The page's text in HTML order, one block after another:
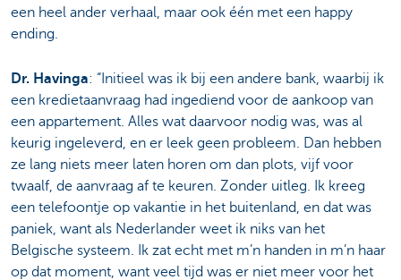
een heel ander verhaal, maar ook één met een happy
ending.
Dr. Havinga: “Initieel was ik bij een andere bank, waarbij ik
een kredietaanvraag had ingediend voor de aankoop van
een appartement. Alles wat daarvoor nodig was, was al
keurig ingeleverd, en er leek geen probleem. Dan hebben
ze lang niets meer laten horen om dan plots, vijf voor
twaalf, de aanvraag af te keuren. Zonder uitleg. Ik kreeg
een telefoontje op vakantie in het buitenland, en dat was
paniek, want als Nederlander weet ik niks van het
Belgische systeem. Ik zat echt met m’n handen in m’n haar
op dat moment, want veel tijd was er niet meer voor het